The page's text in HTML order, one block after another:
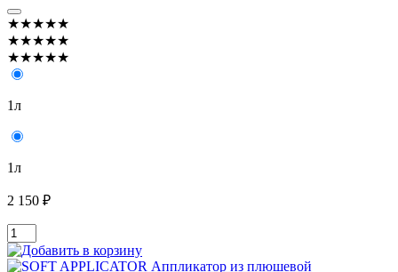
★★★★★
★★★★★
★★★★★
1л
1л
2 150 ₽